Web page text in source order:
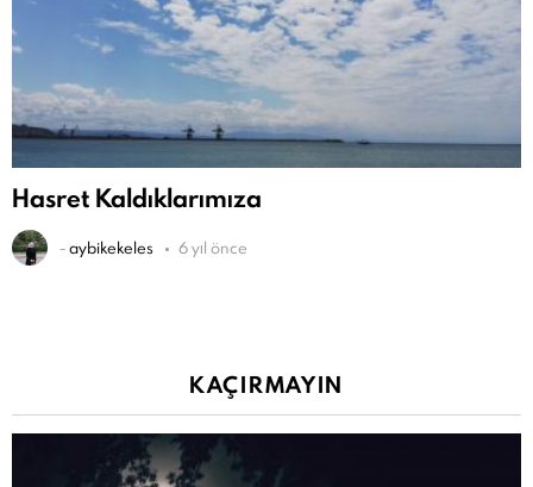
Hasret Kaldıklarımıza
-aybikekeles 6 yıl önce
KAÇIRMAYIN